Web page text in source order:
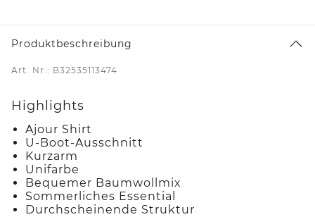
Produktbeschreibung
Art. Nr.: B32535113474
Highlights
Ajour Shirt
U-Boot-Ausschnitt
Kurzarm
Unifarbe
Bequemer Baumwollmix
Sommerliches Essential
Durchscheinende Struktur